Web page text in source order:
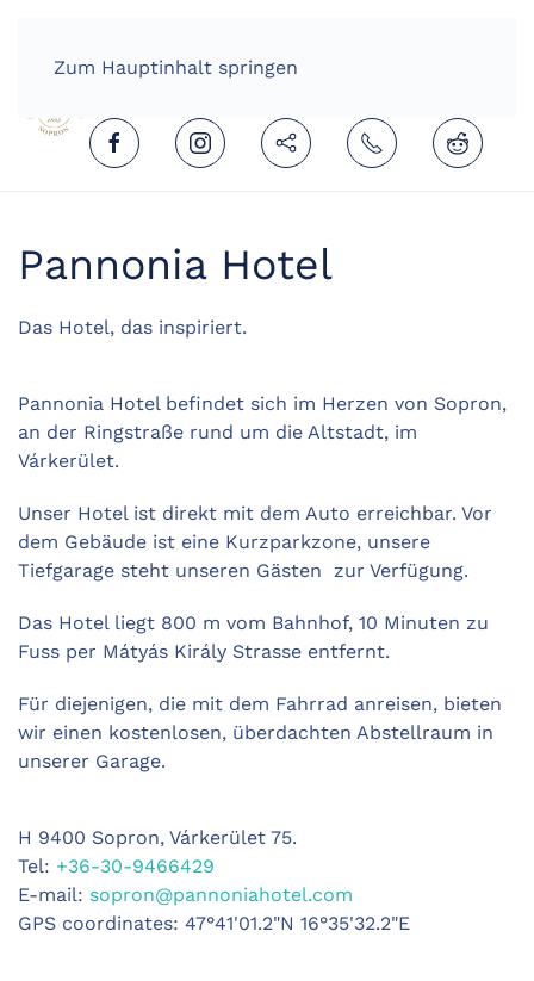
Zum Hauptinhalt springen
Pannonia Hotel
Das Hotel, das inspiriert.
Pannonia Hotel befindet sich im Herzen von Sopron,
an der Ringstraße rund um die Altstadt, im
Várkerület.
Unser Hotel ist direkt mit dem Auto erreichbar. Vor
dem Gebäude ist eine Kurzparkzone, unsere
Tiefgarage steht unseren Gästen zur Verfügung.
Das Hotel liegt 800 m vom Bahnhof, 10 Minuten zu
Fuss per Mátyás Király Strasse entfernt.
Für diejenigen, die mit dem Fahrrad anreisen, bieten
wir einen kostenlosen, überdachten Abstellraum in
unserer Garage.
H 9400 Sopron, Várkerület 75.
Tel: +36-30-9466429
E-mail: sopron@pannoniahotel.com
GPS coordinates: 47°41'01.2"N 16°35'32.2"E